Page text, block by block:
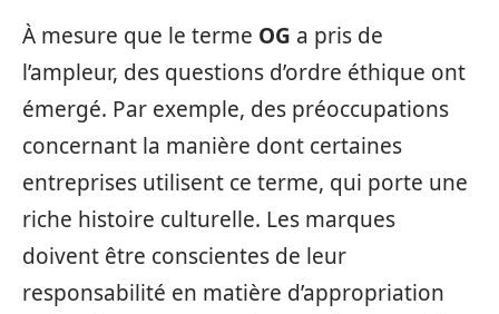
À mesure que le terme OG a pris de
l’ampleur, des questions d’ordre éthique ont
émergé. Par exemple, des préoccupations
concernant la manière dont certaines
entreprises utilisent ce terme, qui porte une
riche histoire culturelle. Les marques
doivent être conscientes de leur
responsabilité en matière d’appropriation